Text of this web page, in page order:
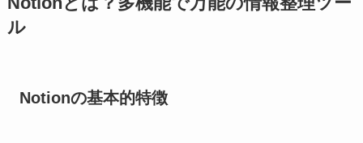
ル
Notionの基本的特徴